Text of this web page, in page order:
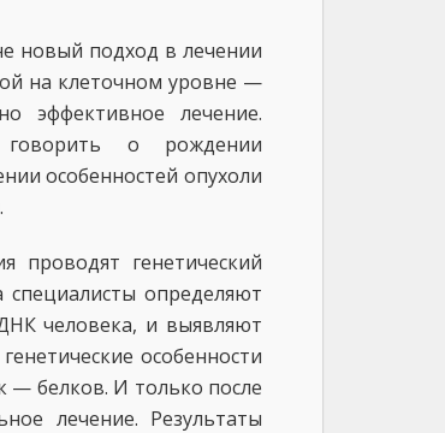
новый подход в лечении
на клеточном уровне —
эффективное лечение.
говорить о рождении
особенностей опухоли
проводят генетический
специалисты определяют
человека, и выявляют
особенности
— белков. И только после
лечение. Результаты